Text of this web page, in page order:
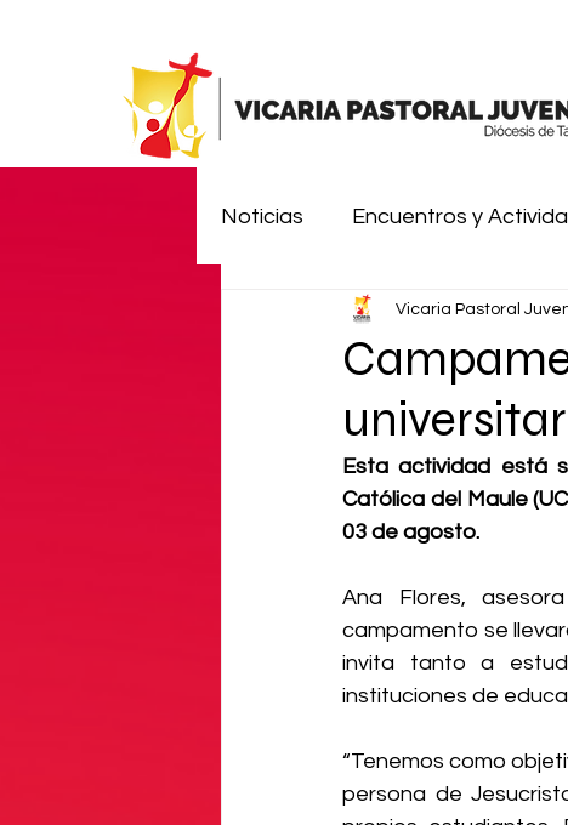
Noticias Encuentros y
Comunidades de Vida Juvenil
Misión ¡Alégrate!
Vicaria Pastoral
Esta actividad está
Católica del Maule
03 de agosto.
Ana Flores,
campamento se
invita tanto a
instituciones de
“Tenemos como
persona de